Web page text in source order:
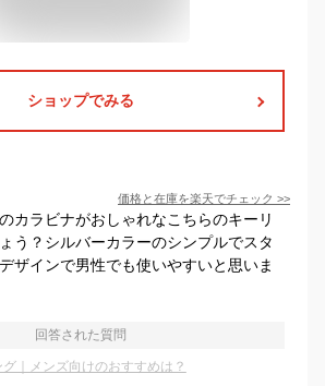
ショップでみる
価格と在庫を楽天でチェック >>
カラビナがおしゃれなこちらのキーリ
う？シルバーカラーのシンプルでスタ
ザインで男性でも使いやすいと思いま
回答された質問
｜メンズ向けのおすすめは？